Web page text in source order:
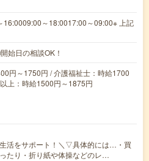
16:0009:00～18:0017:00～09:00※ 上記
始日の相談OK！
円～1750円 / 介護福祉士：時給1700
上：時給1500円～1875円
活をサポート！＼▽具体的には…・買
たり・折り紙や体操などのレ…